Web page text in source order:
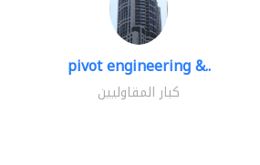
pivot engineering &..
كبار المقاوليين